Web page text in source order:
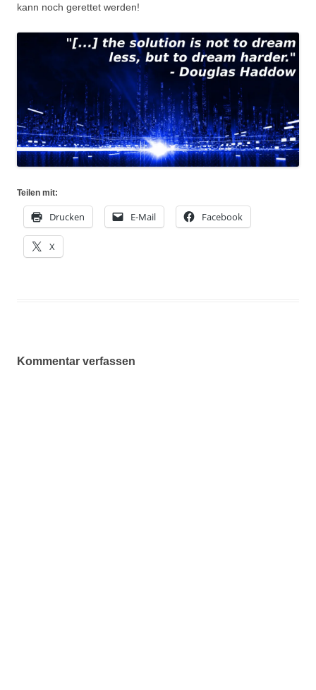
kann noch gerettet werden!
Teilen mit:
Drucken E-Mail Facebook
X
Kommentar verfassen